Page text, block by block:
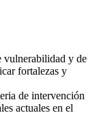
y de
fortalezas y
de intervención
actuales en el